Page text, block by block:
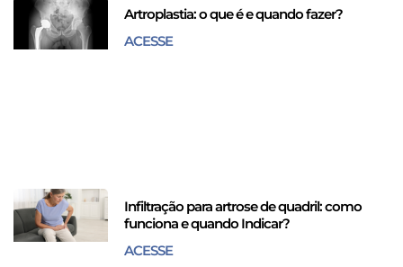
Artroplastia: o que é e quando fazer?
ACESSE
Infiltração para artrose de quadril: como
funciona e quando Indicar?
ACESSE